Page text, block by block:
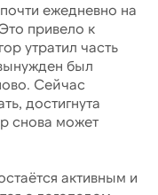
ежедневно на
привело к
утратил часть
был
Сейчас
достигнута
снова может
активным и